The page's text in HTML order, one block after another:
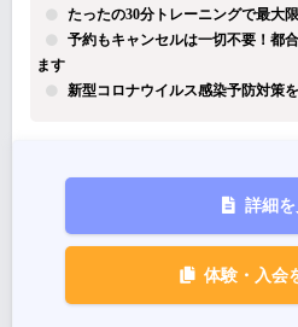
たったの30分トレーニングで最大
予約もキャンセルは一切不要！都
ます
新型コロナウイルス感染予防対策
詳細
体験・入会